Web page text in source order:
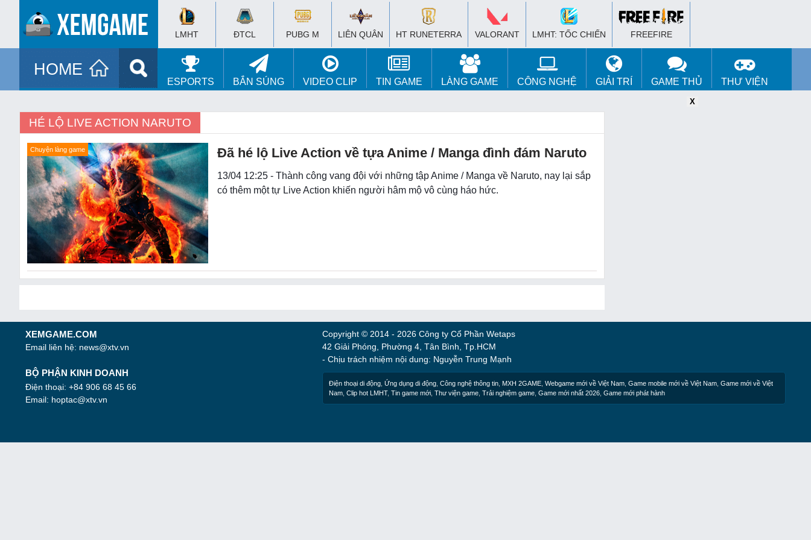
LMHT ĐTCL PUBG M LIÊN QUÂN HT RUNETERRA VALORANT LMHT: TỐC CHIẾN FREEFIRE
HOME
ESPORTS BẮN SÚNG VIDEO CLIP TIN GAME LÀNG GAME CÔNG NGHỆ GIẢI TRÍ GAME THỦ THƯ VIỆN
X
HÉ LỘ LIVE ACTION NARUTO
Chuyện làng game Đã hé lộ Live Action về tựa Anime / Manga đình đám Naruto
13/04 12:25 - Thành công vang đội với những tập Anime / Manga về Naruto, nay lại sắp
có thêm một tự Live Action khiến người hâm mộ vô cùng háo hức.
XEMGAME.COM
Email liên hệ: news@xtv.vn
BỘ PHẬN KINH DOANH
Điện thoại: +84 906 68 45 66
Email: hoptac@xtv.vn
Copyright © 2014 - 2026 Công ty Cổ Phần Wetaps
42 Giải Phóng, Phường 4, Tân Bình, Tp.HCM
- Chịu trách nhiệm nội dung: Nguyễn Trung Mạnh
Điện thoại di động Ứng dụng di động Công nghệ thông tin MXH 2GAME Webgame mới về Việt Nam Game mobile mới về Việt Nam Game mới về Việt
Nam Clip hot LMHT, Tin game mới Thư viện game Trải nghiệm game Game mới nhất 2026 Game mới phát hành